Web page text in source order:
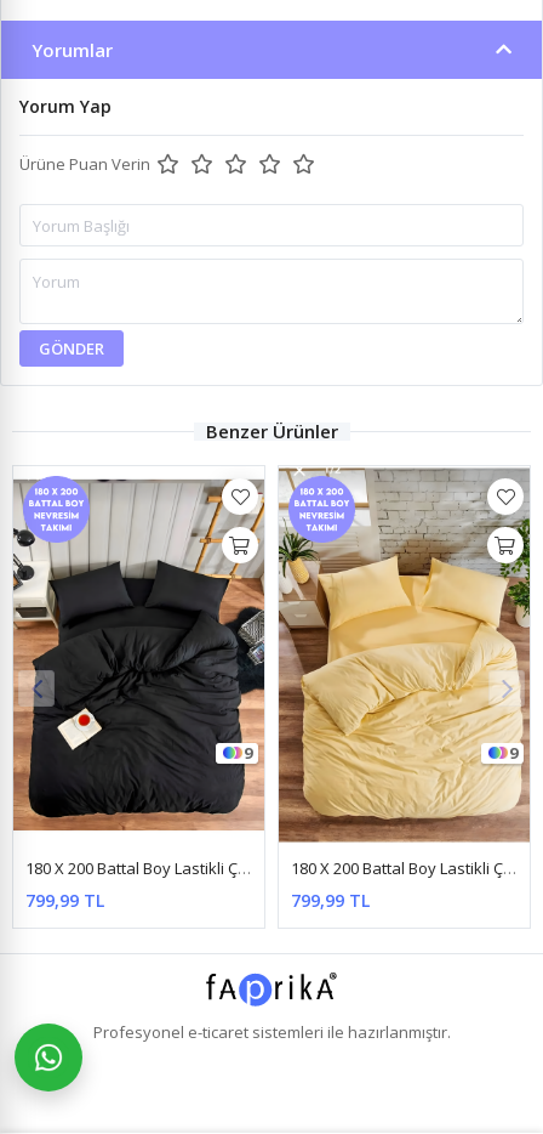
Yorumlar
Yorum Yap
Ürüne Puan Verin
GÖNDER
Benzer Ürünler
9
180 X 200 Battal Boy Lastikli Çarşaf Nevresim Takımı Düz Renk Sarı
799,99 TL
4
180 X 200 Battal Boy Lastikli Çarşaf Yıldız Desen Nevresim Takımı (Fitted) Mavi
799,99 TL
Profesyonel e-ticaretsistemleri ile hazırlanmıştır.